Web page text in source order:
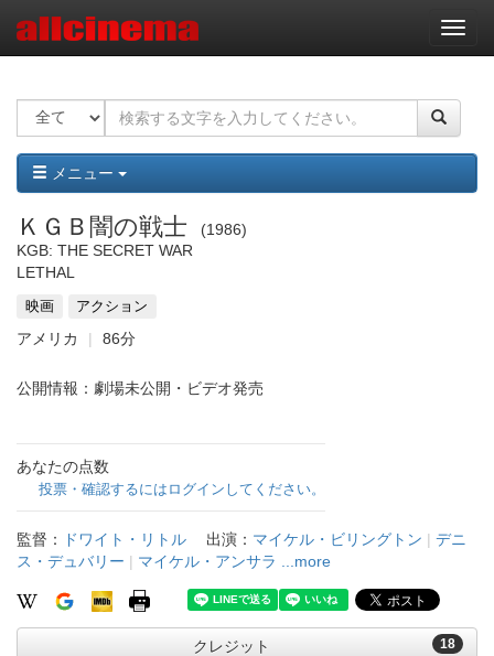
ナ
ビ
ー
ョ
ン
メニュー
ＫＧＢ闇の戦士
1986
KGB: THE SECRET WAR
LETHAL
映画 アクション
アメリカ 86分
公開情報：劇場未公開・ビデオ発売
あなたの点数
投票・確認するにはログインしてください。
監督： ドワイト・リトル 出演： マイケル・ビリングトン | デニ
ス・デュバリー | マイケル・アンサラ ...more
18
クレジット